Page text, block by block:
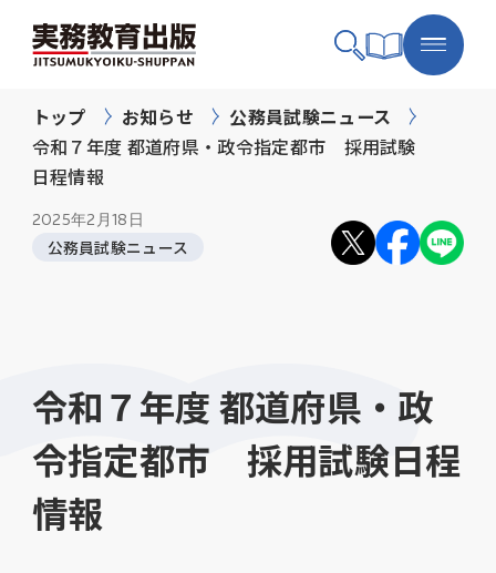
トップ お知らせ
公務員試験ニュース
令和７年度 都道府県・政令指定都市 採用試験
日程情報
2025年2月18日
公務員試験ニュース
令和７年度 都道府県・政
令指定都市 採用試験日程
情報